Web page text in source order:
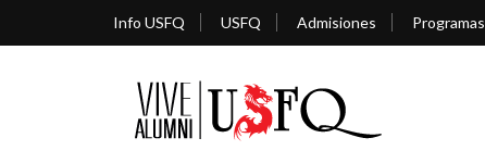
Info USFQ USFQ Admisiones